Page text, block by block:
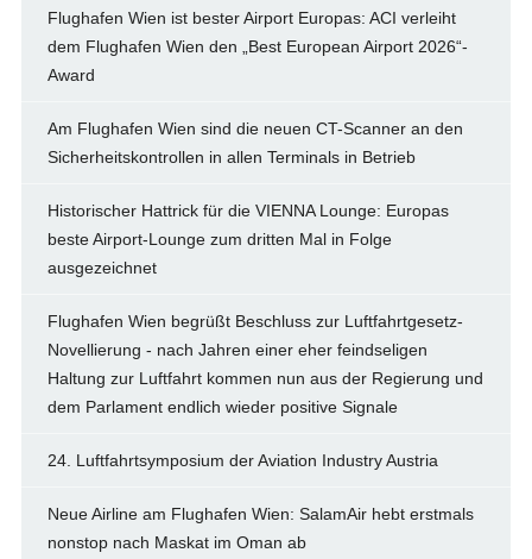
Flughafen Wien ist bester Airport Europas: ACI verleiht
dem Flughafen Wien den „Best European Airport 2026“-
Award
Am Flughafen Wien sind die neuen CT-Scanner an den
Sicherheitskontrollen in allen Terminals in Betrieb
Historischer Hattrick für die VIENNA Lounge: Europas
beste Airport-Lounge zum dritten Mal in Folge
ausgezeichnet
Flughafen Wien begrüßt Beschluss zur Luftfahrtgesetz-
Novellierung - nach Jahren einer eher feindseligen
Haltung zur Luftfahrt kommen nun aus der Regierung und
dem Parlament endlich wieder positive Signale
24. Luftfahrtsymposium der Aviation Industry Austria
Neue Airline am Flughafen Wien: SalamAir hebt erstmals
nonstop nach Maskat im Oman ab